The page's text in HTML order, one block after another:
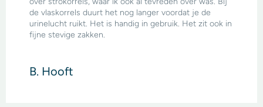
de vlaskorrels duurt het nog langer voordat je de
urinelucht ruikt. Het is handig in gebruik. Het zit ook in
fijne stevige zakken.
B. Hooft